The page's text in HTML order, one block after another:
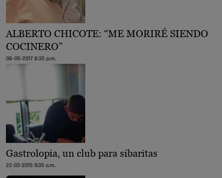
ALBERTO CHICOTE: “ME MORIRÉ SIENDO
COCINERO”
08-05-2017 8:35 p.m.
Gastrolopia, un club para sibaritas
22-03-2015 9:35 a.m.